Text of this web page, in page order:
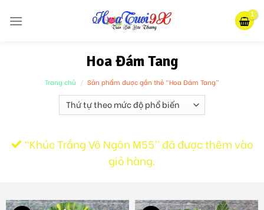
Hoa Đám Tang
Trang chủ / Sản phẩm được gắn thẻ “Hoa Đám Tang”
“Khúc Trắng Vô Ngôn M55” đã được thêm vào
giỏ hàng.